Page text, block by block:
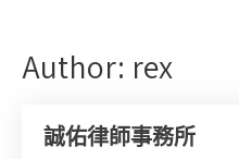
Author: rex
誠佑律師事務所